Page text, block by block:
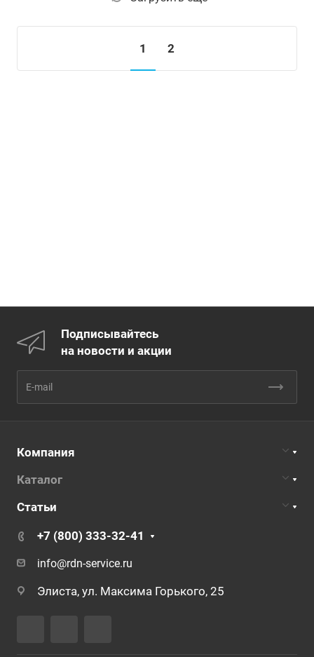
1 2
Подписывайтесь
на новости и акции
Компания
Каталог
Статьи
+7 (800) 333-32-41
info@rdn-service.ru
Элиста, ул. Максима Горького, 25